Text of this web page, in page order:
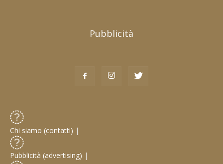
Pubblicità
Chi siamo (contatti) |
Pubblicità (advertising) |